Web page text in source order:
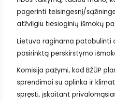
pagerinti teisingesnį/
atžvilgiu tiesioginių išmokų
Lietuva raginama patobulinti
pasirinktą perskirstymo
Komisija pažymi, kad BŽŪP
sprendimai su aplinka ir
spręsti, įskaitant